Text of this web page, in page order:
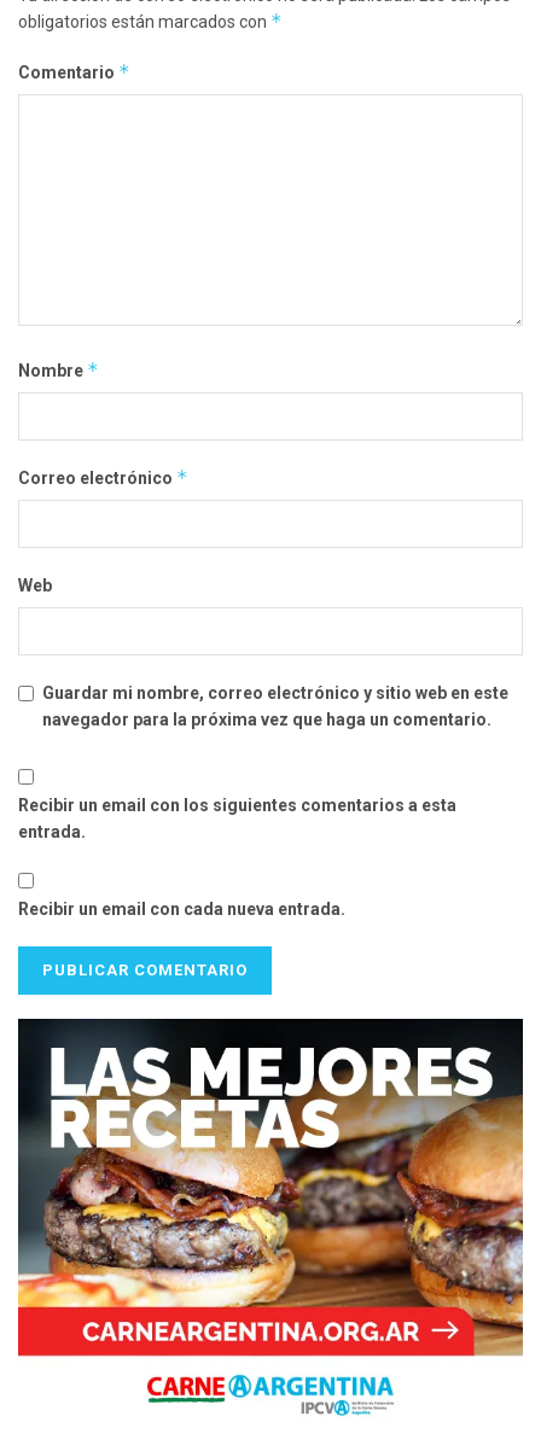
obligatorios están marcados con *
Comentario *
Nombre *
Correo electrónico *
Web
Guardar mi nombre, correo electrónico y sitio web en este
navegador para la próxima vez que haga un comentario.
Recibir un email con los siguientes comentarios a esta
entrada.
Recibir un email con cada nueva entrada.